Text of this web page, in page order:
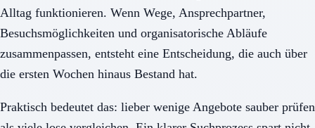
Alltag funktionieren. Wenn Wege, Ansprechpartner,
Besuchsmöglichkeiten und organisatorische Abläufe
zusammenpassen, entsteht eine Entscheidung, die auch über
die ersten Wochen hinaus Bestand hat.
Praktisch bedeutet das: lieber wenige Angebote sauber prüfen